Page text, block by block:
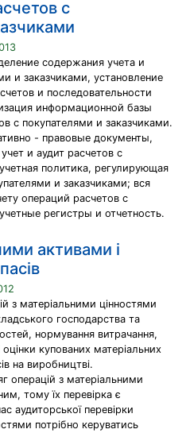
с
содержания учета и
и заказчиками, установление
и последовательности
информационной базы
с покупателями и заказчиками.
- правовые документы,
и аудит расчетов с
политика, регулирующая
и заказчиками; вся
операций расчетов с
регистры и отчетность.
активами і
з матеріальними цінностями
господарства та
нормування витрачання,
купованих матеріальних
на виробництві.
операцій з матеріальними
тому їх перевірка є
аудиторської перевірки
потрібно керуватись